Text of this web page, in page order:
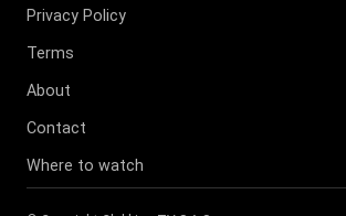
Privacy Policy
Terms
About
Contact
Where to watch